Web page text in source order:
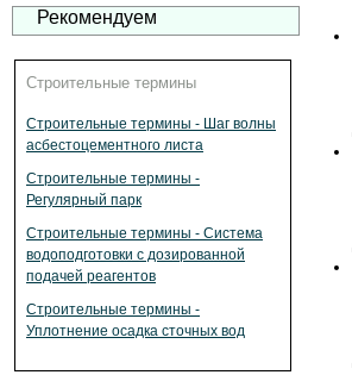
Рекомендуем
Строительные термины
Строительные термины - Шаг волны
асбестоцементного листа
Строительные термины -
Регулярный парк
Строительные термины - Система
водоподготовки с дозированной
подачей реагентов
Строительные термины -
Уплотнение осадка сточных вод